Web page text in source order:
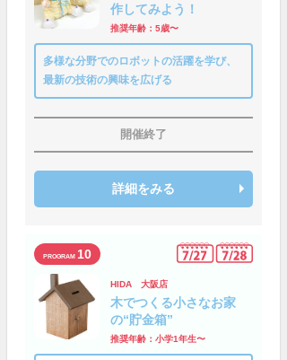
作してみよう！
推奨年齢：5歳〜
多様な分野でのロボットの活躍を学び、
最新の技術の興味を広げる
開催終了
詳細をみる
10
HIDA 大阪店
木でつくる小さなお家
の“貯金箱”
推奨年齢：小学1年生〜